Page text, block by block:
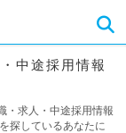
中途採用情報
・求人・中途採用情報
探しているあなたに